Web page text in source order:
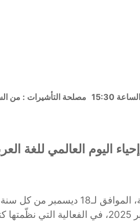
مصلحة التأشيرات : من الساعة 9:00 إلى
إحياء اليوم العالمي للغة
في إطار الاحتفال باليوم
القنصلية العامة للجزائر بلندن، يوم 21